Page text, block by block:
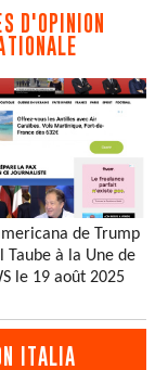
D'OPINION
de Trump
Taube à la Une de
le 19 août 2025
ITALIA